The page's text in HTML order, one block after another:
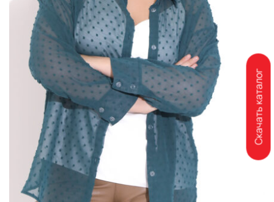
Скачать каталог